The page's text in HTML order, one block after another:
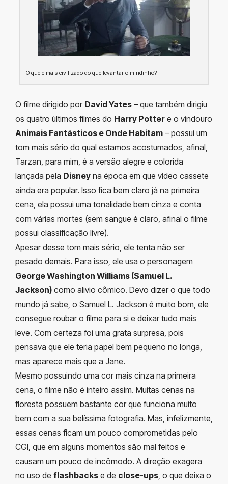
O que é mais civilizado do que levantar o mindinho?
O filme dirigido por David Yates – que também dirigiu
os quatro últimos filmes do Harry Potter e o vindouro
Animais Fantásticos e Onde Habitam – possui um
tom mais sério do qual estamos acostumados, afinal,
Tarzan, para mim, é a versão alegre e colorida
lançada pela Disney na época em que vídeo cassete
ainda era popular. Isso fica bem claro já na primeira
cena, ela possui uma tonalidade bem cinza e conta
com várias mortes (sem sangue é claro, afinal o filme
possui classificação livre).
Apesar desse tom mais sério, ele tenta não ser
pesado demais. Para isso, ele usa o personagem
George Washington Williams (Samuel L.
Jackson) como alivio cômico. Devo dizer o que todo
mundo já sabe, o Samuel L. Jackson é muito bom, ele
consegue roubar o filme para si e deixar tudo mais
leve. Com certeza foi uma grata surpresa, pois
pensava que ele teria papel bem pequeno no longa,
mas aparece mais que a Jane.
Mesmo possuindo uma cor mais cinza na primeira
cena, o filme não é inteiro assim. Muitas cenas na
floresta possuem bastante cor que funciona muito
bem com a sua belíssima fotografia. Mas, infelizmente,
essas cenas ficam um pouco comprometidas pelo
CGI, que em alguns momentos são mal feitos e
causam um pouco de incômodo. A direção exagera
no uso de flashbacks e de close-ups, o que deixa o